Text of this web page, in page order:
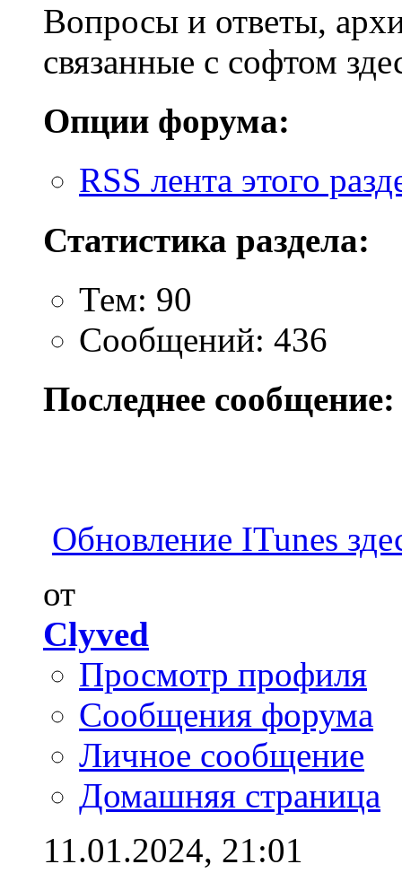
Вопросы и ответы,
связанные с софтом
Опции форума:
RSS лента этого
Статистика раздела:
Тем: 90
Сообщений: 436
Последнее сообщение:
Обновление ITunes
от
Clyved
Просмотр профиля
Сообщения форума
Личное сообщение
Домашняя страница
11.01.2024, 21:01